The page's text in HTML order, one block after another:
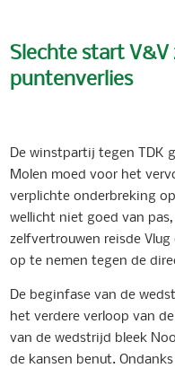
Slechte start
puntenverlies
De winstpartij tegen TDK
Molen moed voor het
verplichte onderbreking
wellicht niet goed van
zelfvertrouwen reisde
op te nemen tegen de
De beginfase van de
het verdere verloop van
van de wedstrijd bleek
de kansen benut.